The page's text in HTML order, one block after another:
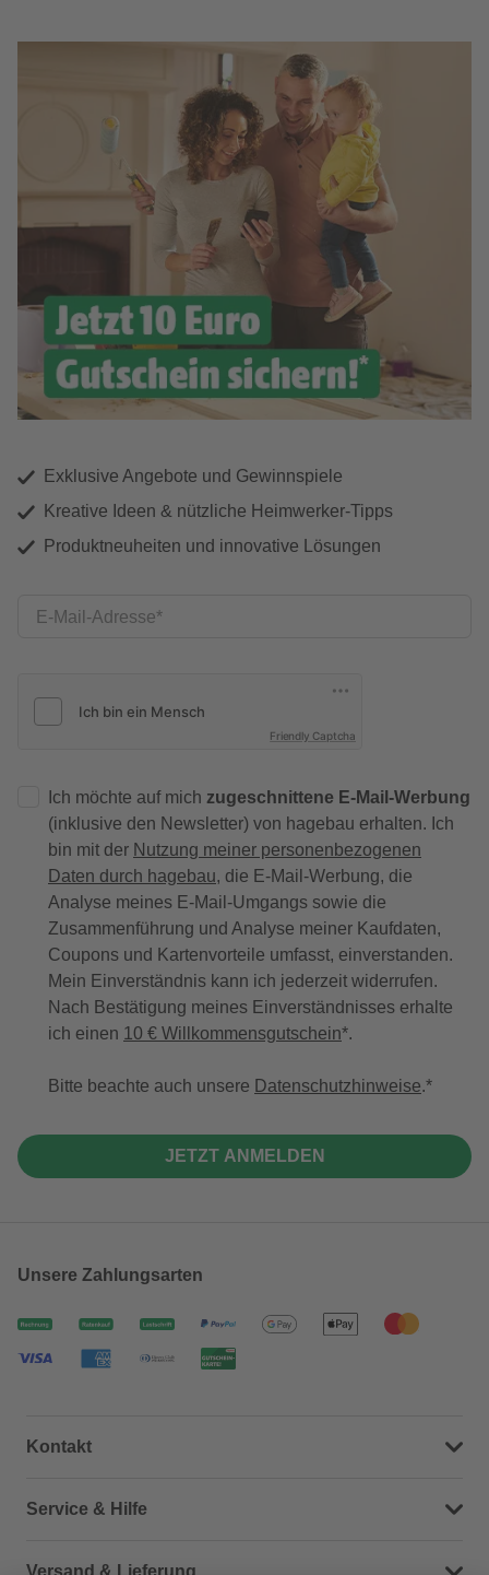
Exklusive Angebote und Gewinnspiele
Kreative Ideen & nützliche Heimwerker-Tipps
Produktneuheiten und innovative Lösungen
E-Mail-Adresse
Friendly Captcha
Ich möchte auf mich zugeschnittene E-Mail-Werbung
(inklusive den Newsletter) von hagebau erhalten. Ich
bin mit der Nutzung meiner personenbezogenen
Daten durch hagebau, die E-Mail-Werbung, die
Analyse meines E-Mail-Umgangs sowie die
Zusammenführung und Analyse meiner Kaufdaten,
Coupons und Kartenvorteile umfasst, einverstanden.
Mein Einverständnis kann ich jederzeit widerrufen.
Nach Bestätigung meines Einverständnisses erhalte
ich einen 10 € Willkommensgutschein*.
Bitte beachte auch unsere Datenschutzhinweise.
JETZT ANMELDEN
Unsere Zahlungsarten
Kontakt
Dein Kontakt zu uns
Service & Hilfe
Häufige Fragen (FAQ)